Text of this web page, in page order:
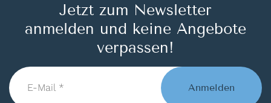
Jetzt zum Newsletter
anmelden und keine Angebote
verpassen!
E-
Mail
*
Anmelden